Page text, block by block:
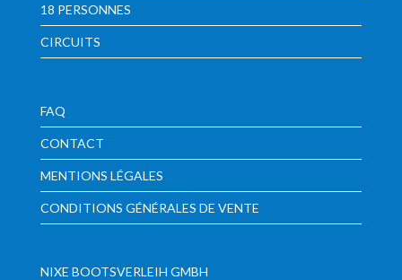
18 PERSONNES
CIRCUITS
FAQ
CONTACT
MENTIONS LÉGALES
CONDITIONS GÉNÉRALES DE VENTE
NIXE BOOTSVERLEIH GMBH